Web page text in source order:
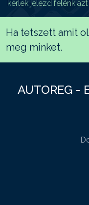
kérlek jelezd felénk
Ha tetszett amit
meg minket.
AUTOREG -